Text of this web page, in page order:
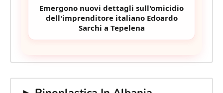
Emergono nuovi dettagli sull'omicidio
dell'imprenditore italiano Edoardo
Sarchi a Tepelena